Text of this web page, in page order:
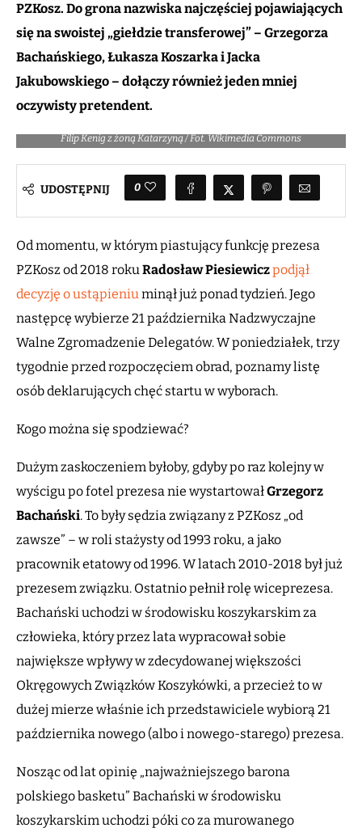
PZKosz. Do grona nazwiska najczęściej pojawiających
się na swoistej „giełdzie transferowej” – Grzegorza
Bachańskiego, Łukasza Koszarka i Jacka
Jakubowskiego – dołączy również jeden mniej
oczywisty pretendent.
Filip Kenig z żoną Katarzyną / Fot. Wikimedia Commons
UDOSTĘPNIJ 0
Od momentu, w którym piastujący funkcję prezesa
PZKosz od 2018 rokuRadosław Piesiewiczpodjął
decyzję o ustąpieniuminął już ponad tydzień. Jego
następcę wybierze 21 października Nadzwyczajne
Walne Zgromadzenie Delegatów. W poniedziałek, trzy
tygodnie przed rozpoczęciem obrad, poznamy listę
osób deklarujących chęć startu w wyborach.
Kogo można się spodziewać?
Dużym zaskoczeniem byłoby, gdyby po raz kolejny w
wyścigu po fotel prezesa nie wystartowałGrzegorz
Bachański. To były sędzia związany z PZKosz „od
zawsze” – w roli stażysty od 1993 roku, a jako
pracownik etatowy od 1996. W latach 2010-2018 był już
prezesem związku. Ostatnio pełnił rolę wiceprezesa.
Bachański uchodzi w środowisku koszykarskim za
człowieka, który przez lata wypracował sobie
największe wpływy w zdecydowanej większości
Okręgowych Związków Koszykówki, a przecież to w
dużej mierze właśnie ich przedstawiciele wybiorą 21
października nowego (albo i nowego-starego) prezesa.
Nosząc od lat opinię „najważniejszego barona
polskiego basketu” Bachański w środowisku
koszykarskim uchodzi póki co za murowanego